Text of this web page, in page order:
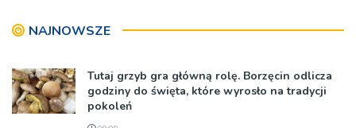
NAJNOWSZE
Tutaj grzyb gra główną rolę. Borzęcin odlicza
godziny do święta, które wyrosło na tradycji
pokoleń